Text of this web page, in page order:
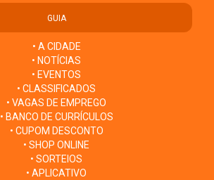
GUIA
• A CIDADE
• NOTÍCIAS
• EVENTOS
• CLASSIFICADOS
• VAGAS DE EMPREGO
• BANCO DE CURRÍCULOS
• CUPOM DESCONTO
• SHOP ONLINE
• SORTEIOS
• APLICATIVO